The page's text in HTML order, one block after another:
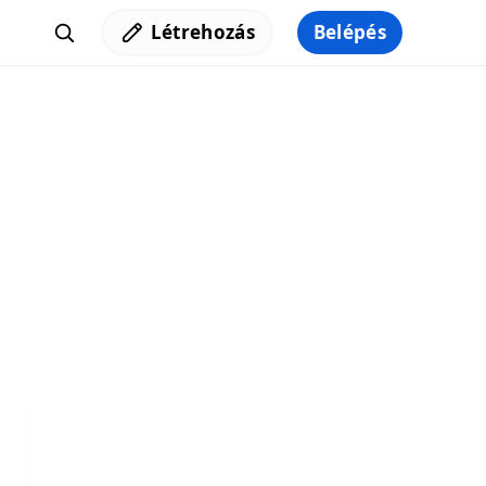
Létrehozás Belépés